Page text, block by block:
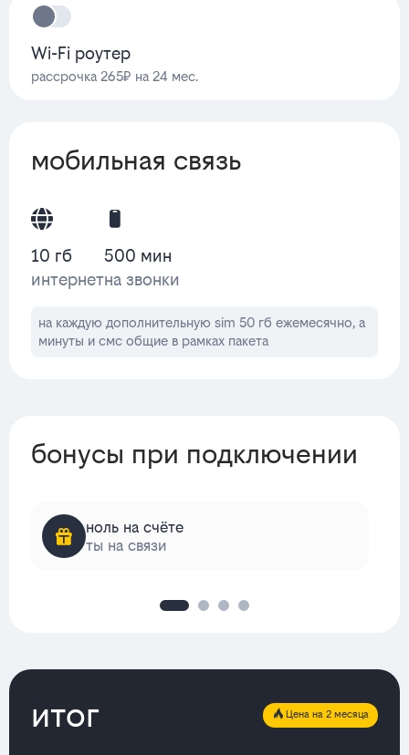
Wi-Fi роутер
рассрочка 265₽ на 24 мес.
мобильная связь
10 гб
интернет
500 мин
на звонки
на каждую дополнительную sim 50 гб ежемесячно, а
минуты и смс общие в рамках пакета
бонусы при подключении
ноль на счёте
ты на связи
итог Цена на 2 месяца